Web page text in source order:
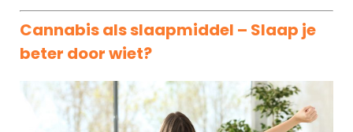
Cannabis als slaapmiddel – Slaap je
beter door wiet?